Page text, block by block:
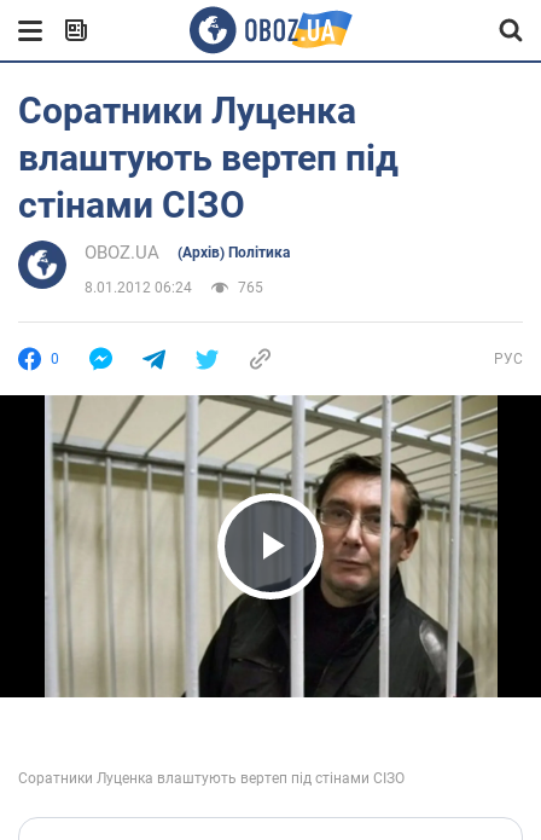
Соратники Луценка
влаштують вертеп під
стінами СІЗО
OBOZ.UA (Архів) Політика
8.01.2012 06:24 765
0 РУС
Play Video